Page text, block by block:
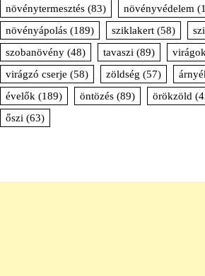
növénytermesztés (83) növényvédelem
növényápolás (189) sziklakert (58)
szobanövény (48) tavaszi (89) virágok
virágzó cserje (58) zöldség (57)
évelők (189) öntözés (89) örökzöld
őszi (63)